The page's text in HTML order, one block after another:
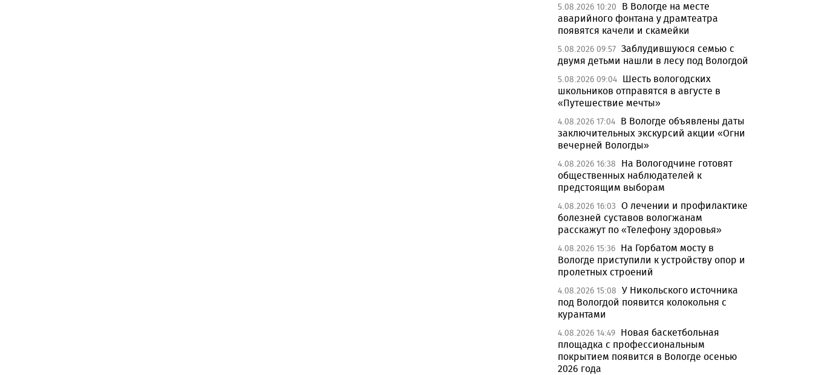
5.08.2026 10:20
В Вологде на месте
аварийного фонтана у драмтеатра
появятся качели и скамейки
5.08.2026 09:57 Заблудившуюся семью с
двумя детьми нашли в лесу под Вологдой
5.08.2026 09:04 Шесть вологодских
школьников отправятся в августе в
«Путешествие мечты»
4.08.2026 17:04 В Вологде объявлены даты
заключительных экскурсий акции «Огни
вечерней Вологды»
4.08.2026 16:38
На Вологодчине готовят
общественных наблюдателей к
предстоящим выборам
4.08.2026 16:03 О лечении и профилактике
болезней суставов вологжанам
расскажут по «Телефону здоровья»
4.08.2026 15:36 На Горбатом мосту в
Вологде приступили к устройству опор и
пролетных строений
4.08.2026 15:08 У Никольского источника
под Вологдой появится колокольня с
курантами
4.08.2026 14:49 Новая баскетбольная
площадка с профессиональным
покрытием появится в Вологде осенью
2026 года